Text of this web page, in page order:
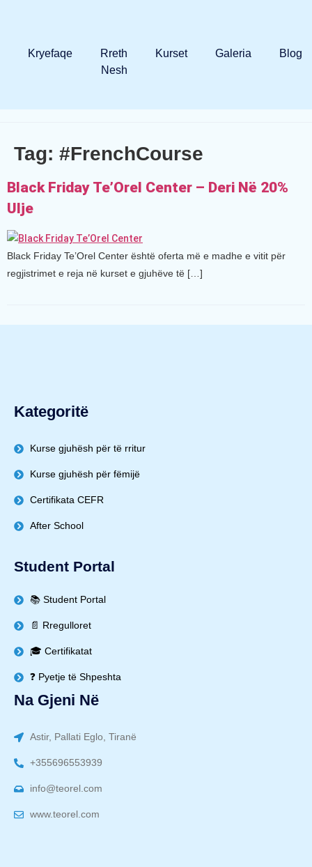
Kryefaqe
Rreth
Nesh
Kurset Galeria Blog
Tag: #FrenchCourse
Black Friday Te’Orel Center – Deri Në 20%
Ulje
Black Friday Te’Orel Center është oferta më e madhe e vitit për
regjistrimet e reja në kurset e gjuhëve të […]
Kategoritë
Kurse gjuhësh për të rritur
Kurse gjuhësh për fëmijë
Certifikata CEFR
After School
Student Portal
📚 Student Portal
📄 Rregulloret
🎓 Certifikatat
❓ Pyetje të Shpeshta
Na Gjeni Në
Astir, Pallati Eglo, Tiranë
+355696553939
info@teorel.com
www.teorel.com